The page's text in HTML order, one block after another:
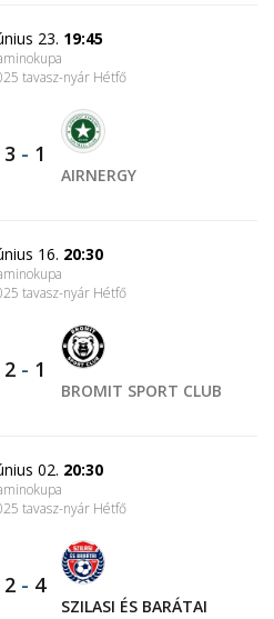
23. 19:45
tavasz-nyár Hétfő
3 - 1
AIRNERGY
16. 20:30
tavasz-nyár Hétfő
2 - 1
BROMIT SPORT CLUB
02. 20:30
tavasz-nyár Hétfő
2 - 4
SZILASI ÉS BARÁTAI